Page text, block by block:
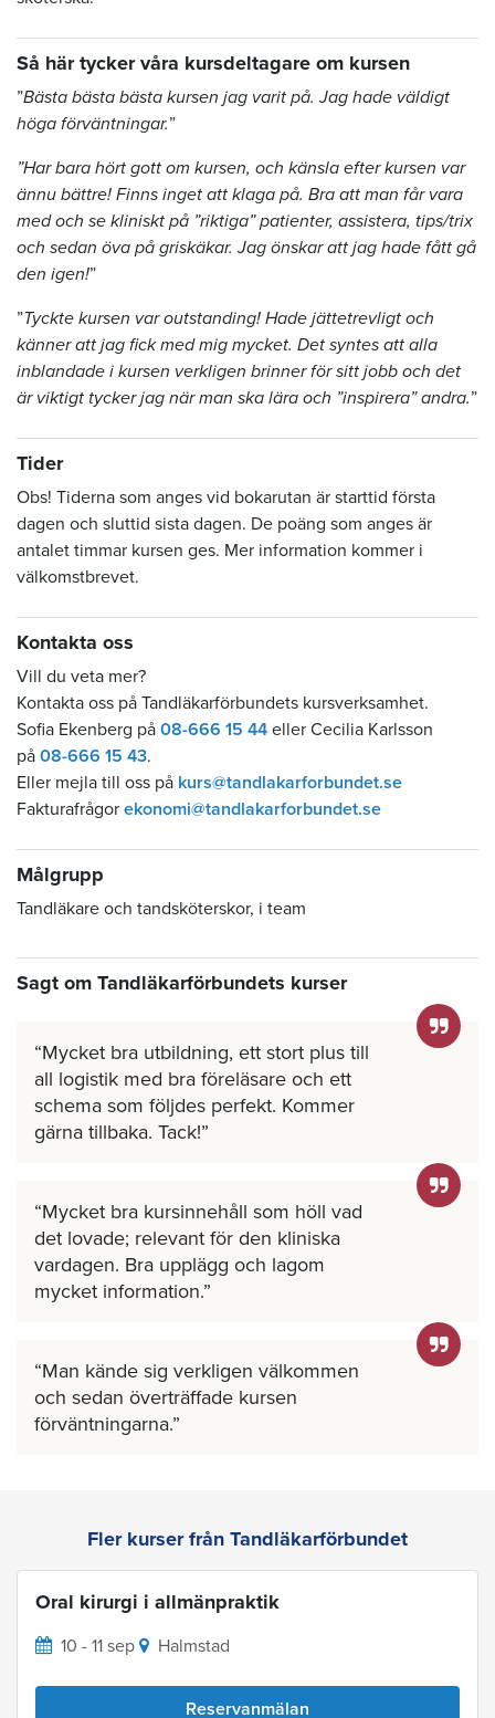
Så här tycker våra kursdeltagare om kursen
”Bästa bästa bästa kursen jag varit på. Jag hade väldigt
höga förväntningar.”
”Har bara hört gott om kursen, och känsla efter kursen var
ännu bättre! Finns inget att klaga på. Bra att man får vara
med och se kliniskt på ”riktiga” patienter, assistera, tips/trix
och sedan öva på griskäkar. Jag önskar att jag hade fått gå
den igen!”
”Tyckte kursen var outstanding! Hade jättetrevligt och
känner att jag fick med mig mycket. Det syntes att alla
inblandade i kursen verkligen brinner för sitt jobb och det
är viktigt tycker jag när man ska lära och ”inspirera” andra.”
Tider
Obs! Tiderna som anges vid bokarutan är starttid första
dagen och sluttid sista dagen. De poäng som anges är
antalet timmar kursen ges. Mer information kommer i
välkomstbrevet.
Kontakta oss
Vill du veta mer?
Kontakta oss på Tandläkarförbundets kursverksamhet.
Sofia Ekenberg på 08-666 15 44 eller Cecilia Karlsson
på 08-666 15 43.
Eller mejla till oss på kurs@tandlakarforbundet.se
Fakturafrågor ekonomi@tandlakarforbundet.se
Målgrupp
Tandläkare och tandsköterskor, i team
Sagt om Tandläkarförbundets kurser
Mycket bra utbildning, ett stort plus till
all logistik med bra föreläsare och ett
schema som följdes perfekt. Kommer
gärna tillbaka. Tack!
Mycket bra kursinnehåll som höll vad
det lovade; relevant för den kliniska
vardagen. Bra upplägg och lagom
mycket information.
Man kände sig verkligen välkommen
och sedan överträffade kursen
förväntningarna.
Fler kurser från Tandläkarförbundet
Oral kirurgi i allmänpraktik
10 - 11 sep Halmstad
Reservanmälan